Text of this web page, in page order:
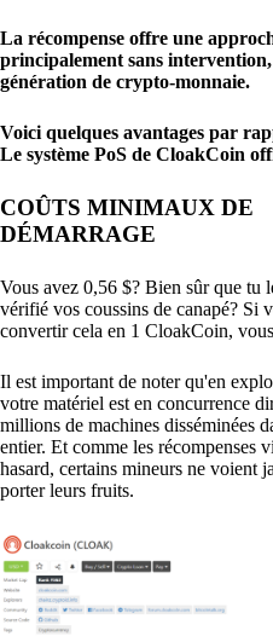
La récompense offre une
principalement sans
génération de crypto-monnaie.
Voici quelques avantages par
Le système PoS de CloakCoin
COÛTS MINIMAUX DE
DÉMARRAGE
Vous avez 0,56 $? Bien sûr que tu
vérifié vos coussins de canapé? Si
convertir cela en 1 CloakCoin,
Il est important de noter qu'en
votre matériel est en concurrence
millions de machines disséminées
entier. Et comme les récompenses
hasard, certains mineurs ne voient
porter leurs fruits.